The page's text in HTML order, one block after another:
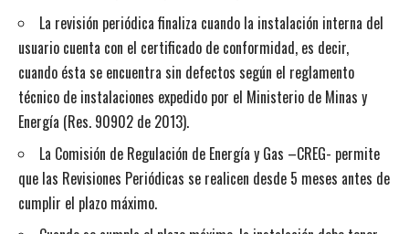
La revisión periódica finaliza cuando la instalación interna del
usuario cuenta con el certificado de conformidad, es decir,
cuando ésta se encuentra sin defectos según el reglamento
técnico de instalaciones expedido por el Ministerio de Minas y
Energía (Res. 90902 de 2013).
La Comisión de Regulación de Energía y Gas –CREG- permite
que las Revisiones Periódicas se realicen desde 5 meses antes de
cumplir el plazo máximo.